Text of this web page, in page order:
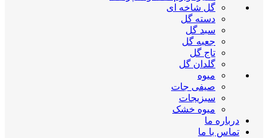
گل شاخه ای
دسته گل
سبد گل
جعبه گل
تاج گل
گلدان گل
میوه
صیفی جات
سبزیجات
میوه خشک
درباره ما
تماس با ما